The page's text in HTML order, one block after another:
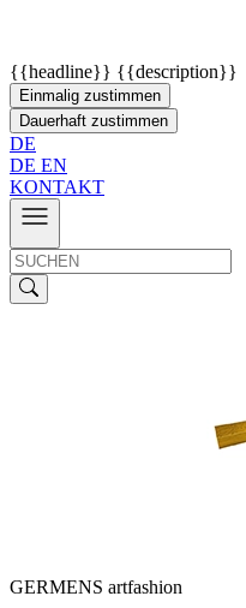
{{headline}} {{description}}
Einmalig zustimmen
Dauerhaft zustimmen
DE
DE EN
KONTAKT
GERMENS artfashion